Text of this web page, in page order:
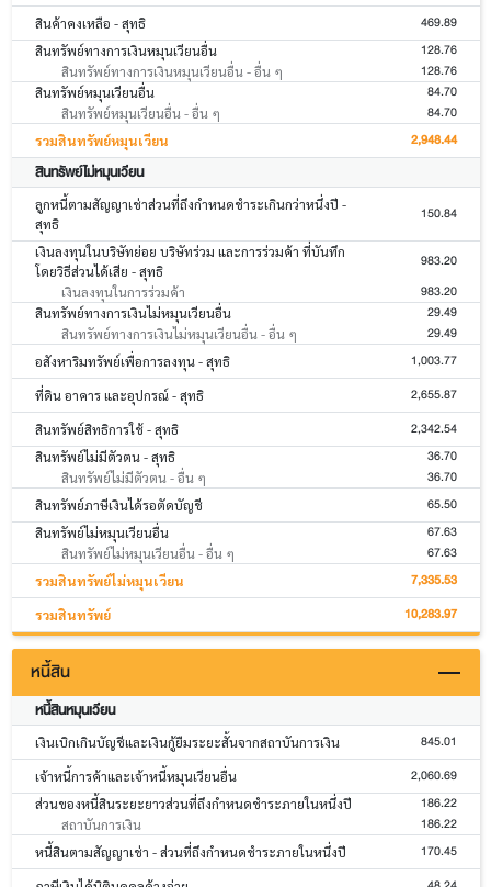
สินค้าคงเหลือ - สุทธิ 469.89
สินทรัพย์ทางการเงินหมุนเวียนอื่น 128.76
สินทรัพย์ทางการเงินหมุนเวียนอื่น - อื่น ๆ 128.76
สินทรัพย์หมุนเวียนอื่น 84.70
สินทรัพย์หมุนเวียนอื่น - อื่น ๆ 84.70
รวมสินทรัพย์หมุนเวียน 2,948.44
สินทรัพย์ไม่หมุนเวียน
ลูกหนี้ตามสัญญาเช่าส่วนที่ถึงกำหนดชำระเกินกว่าหนึ่งปี -
สุทธิ
150.84
เงินลงทุนในบริษัทย่อย บริษัทร่วม และการร่วมค้า ที่บันทึก
โดยวิธีส่วนได้เสีย - สุทธิ
983.20
เงินลงทุนในการร่วมค้า 983.20
สินทรัพย์ทางการเงินไม่หมุนเวียนอื่น 29.49
สินทรัพย์ทางการเงินไม่หมุนเวียนอื่น - อื่น ๆ 29.49
อสังหาริมทรัพย์เพื่อการลงทุน - สุทธิ 1,003.77
ที่ดิน อาคาร และอุปกรณ์ - สุทธิ 2,655.87
สินทรัพย์สิทธิการใช้ - สุทธิ 2,342.54
สินทรัพย์ไม่มีตัวตน - สุทธิ 36.70
สินทรัพย์ไม่มีตัวตน - อื่น ๆ 36.70
สินทรัพย์ภาษีเงินได้รอตัดบัญชี 65.50
สินทรัพย์ไม่หมุนเวียนอื่น 67.63
สินทรัพย์ไม่หมุนเวียนอื่น - อื่น ๆ 67.63
รวมสินทรัพย์ไม่หมุนเวียน 7,335.53
รวมสินทรัพย์ 10,283.97
หนี้สิน
หนี้สินหมุนเวียน
เงินเบิกเกินบัญชีและเงินกู้ยืมระยะสั้นจากสถาบันการเงิน 845.01
เจ้าหนี้การค้าและเจ้าหนี้หมุนเวียนอื่น 2,060.69
ส่วนของหนี้สินระยะยาวส่วนที่ถึงกำหนดชำระภายในหนึ่งปี 186.22
สถาบันการเงิน 186.22
หนี้สินตามสัญญาเช่า - ส่วนที่ถึงกำหนดชำระภายในหนึ่งปี 170.45